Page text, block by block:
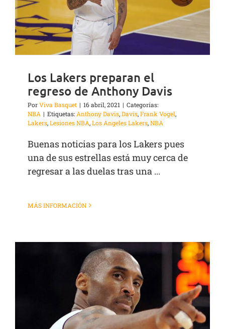
Los Lakers preparan el
regreso de Anthony Davis
PorViva Basquet | 16 abril, 2021 | Categorías:
NBA | Etiquetas: Anthony Davis,Davis,Frank Vogel,
Lakers,Lesiones NBA,Los Angeles Lakers,NBA
Buenas noticias para los Lakers pues
una de sus estrellas está muy cerca de
regresar a las duelas tras una ...
MÁS INFORMACIÓN